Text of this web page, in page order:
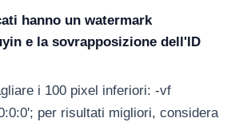
hanno un watermark
e la sovrapposizione dell'ID
i 100 pixel inferiori: -vf
per risultati migliori, considera